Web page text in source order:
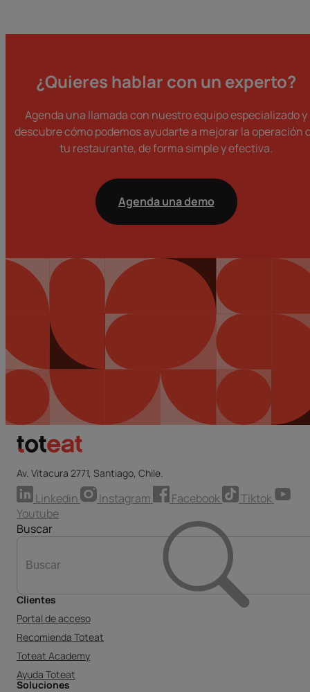
¿Quieres hablar con un experto?
Agenda una llamada con nuestro equipo especializado y
descubre cómo podemos ayudarte a mejorar la operación
tu restaurante, de forma simple y efectiva.
Agenda una demo
Av. Vitacura 2771, Santiago, Chile.
Linkedin Instagram Facebook
Tiktok
Youtube
Buscar
Clientes
Portal de acceso
Recomienda Toteat
Toteat Academy
Ayuda Toteat
Soluciones